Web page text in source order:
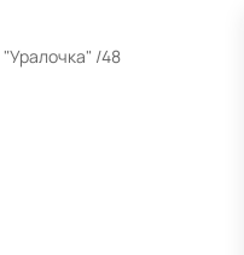
"Уралочка" /48